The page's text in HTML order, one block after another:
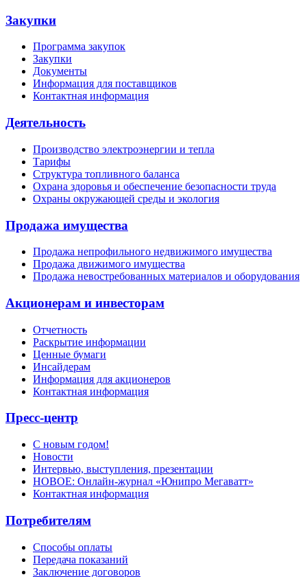
Закупки
Программа закупок
Закупки
Документы
Информация для поставщиков
Контактная информация
Деятельность
Производство электроэнергии и тепла
Тарифы
Структура топливного баланса
Охрана здоровья и обеспечение безопасности труда
Охраны окружающей среды и экология
Продажа имущества
Продажа непрофильного недвижимого имущества
Продажа движимого имущества
Продажа невостребованных материалов и оборудования
Акционерам и инвесторам
Отчетность
Раскрытие информации
Ценные бумаги
Инсайдерам
Информация для акционеров
Контактная информация
Пресс-центр
С новым годом!
Новости
Интервью, выступления, презентации
НОВОЕ: Онлайн-журнал «Юнипро Мегаватт»
Контактная информация
Потребителям
Способы оплаты
Передача показаний
Заключение договоров